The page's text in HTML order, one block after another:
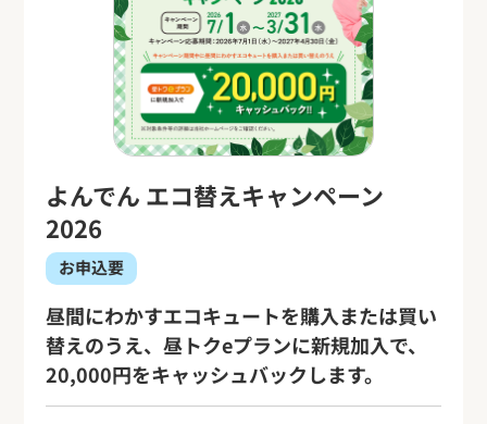
よんでん エコ替えキャンペーン
2026
お申込要
昼間にわかすエコキュートを購入または買い
替えのうえ、昼トクeプランに新規加入で、
20,000円をキャッシュバックします。